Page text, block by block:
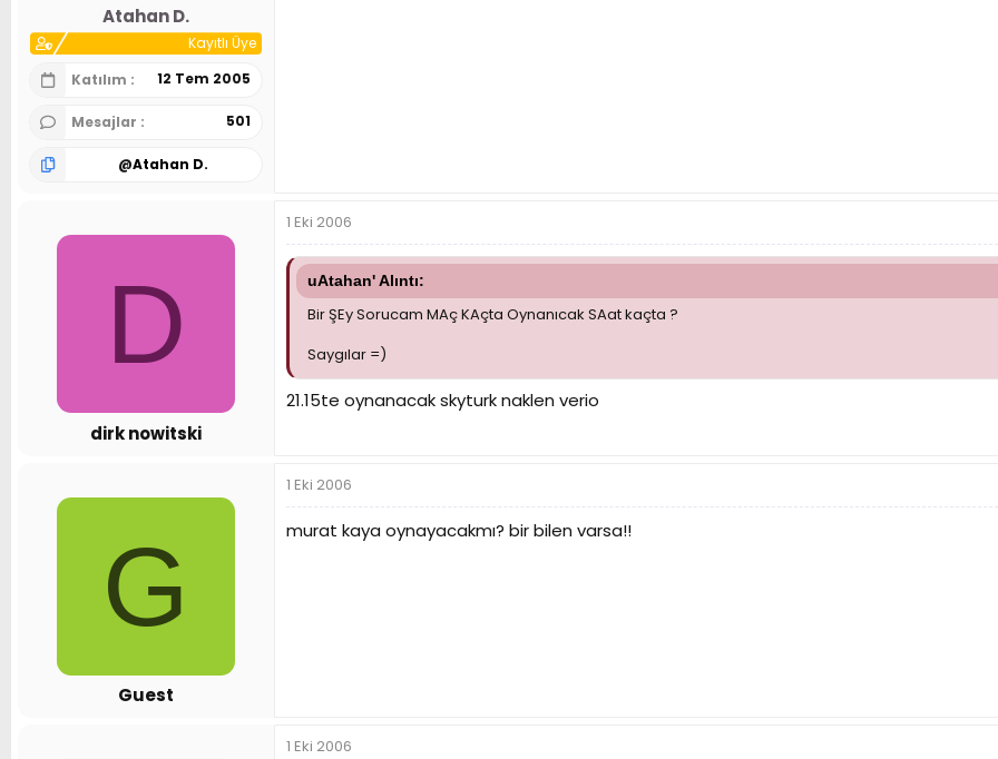
Atahan D.
Kayıtlı Üye
Katılım
12 Tem 2005
Mesajlar 501
@Atahan D.
D
dirk nowitski
1 Eki 2006
uAtahan' Alıntı:
Bir ŞEy Sorucam MAç KAçta Oynanıcak SAat kaçta ?
Saygılar =)
21.15te oynanacak skyturk naklen verio
G
Guest
1 Eki 2006
murat kaya oynayacakmı? bir bilen varsa!!
1 Eki 2006